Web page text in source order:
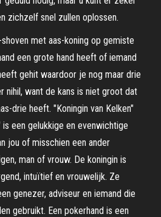
zichzelf snel zullen oplossen.
met aas-koning op gemiste
een grote hand heeft of iemand
gehit waardoor je nog maar drie
nihil, want de kans is niet groot dat
drie heeft. "Koningin van Kelken"
is een gelukkige en evenwichtige
jou of misschien een ander
man of vrouw. De koningin is
intuïtief en vrouwelijk. Ze
genezer, adviseur en iemand die
gebruikt. Een pokerhand is een